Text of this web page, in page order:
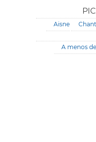
Aisne
A menos